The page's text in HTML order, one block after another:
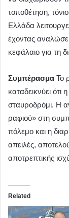
τοποθέτηση,
Ελλάδα
έχοντας
κεφάλαιο για τη
Συμπέρασμα Το
καταδεικνύει ότι
σταυροδρόμι. Η
ραφιού» στη
πόλεμο και η
απειλές,
αποτρεπτικής
Related